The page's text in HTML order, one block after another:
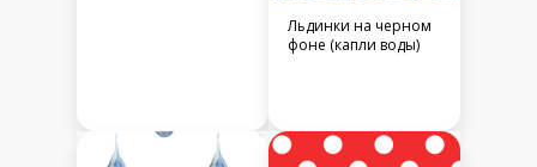
Льдинки на черном
фоне (капли воды)